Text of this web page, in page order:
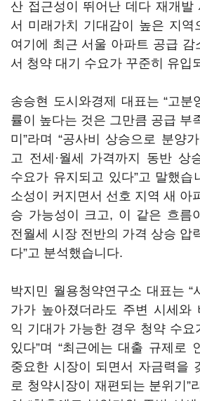
산 접근성이 뛰어난 데다 재개발
서 미래가치 기대감이 높은 지역
여기에 최근 서울 아파트 공급 감
서 청약 대기 수요가 꾸준히 유입
송승현 도시와경제 대표는 “고분
률이 높다는 것은 그만큼 공급 부
미”라며 “공사비 상승으로 분양
고 전세·월세 가격까지 동반 상
수요가 유지되고 있다”고 말했습
소성이 커지면서 선호 지역 새 아
승 가능성이 크고, 이 같은 흐름
전월세 시장 전반의 가격 상승 압
다”고 분석했습니다.
박지민 월용청약연구소 대표는 “
가가 높아졌더라도 주변 시세와
익 기대가 가능한 경우 청약 수요
있다”며 “최근에는 대출 규제로
중요한 시장이 되면서 자금력을
로 청약시장이 재편되는 분위기”